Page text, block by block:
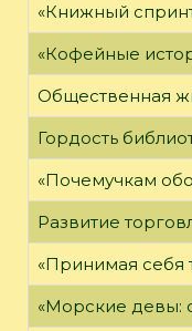
«Книжный
«Кофейные
Общественная
Гордость
«Почемучкам
Развитие
«Принимая себя
«Морские девы: